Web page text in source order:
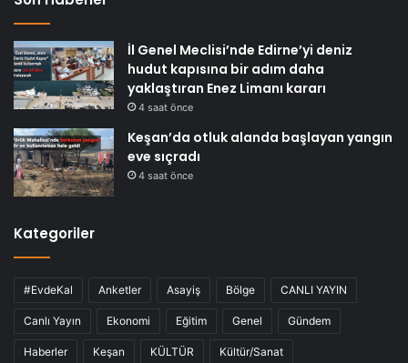
İl Genel Meclisi’nde Edirne’yi deniz
hudut kapısına bir adım daha
yaklaştıran Enez Limanı kararı
4 saat önce
Keşan’da otluk alanda başlayan yangın
eve sıçradı
4 saat önce
Kategoriler
#EvdeKal Anketler Asayiş Bölge CANLI YAYIN
Canlı Yayın Ekonomi Eğitim Genel Gündem
Haberler Keşan KÜLTÜR Kültür/Sanat